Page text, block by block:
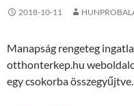
2018-10-11
Manapság rengeteg
otthonterkep.hu
egy csokorba összegyűjtve.